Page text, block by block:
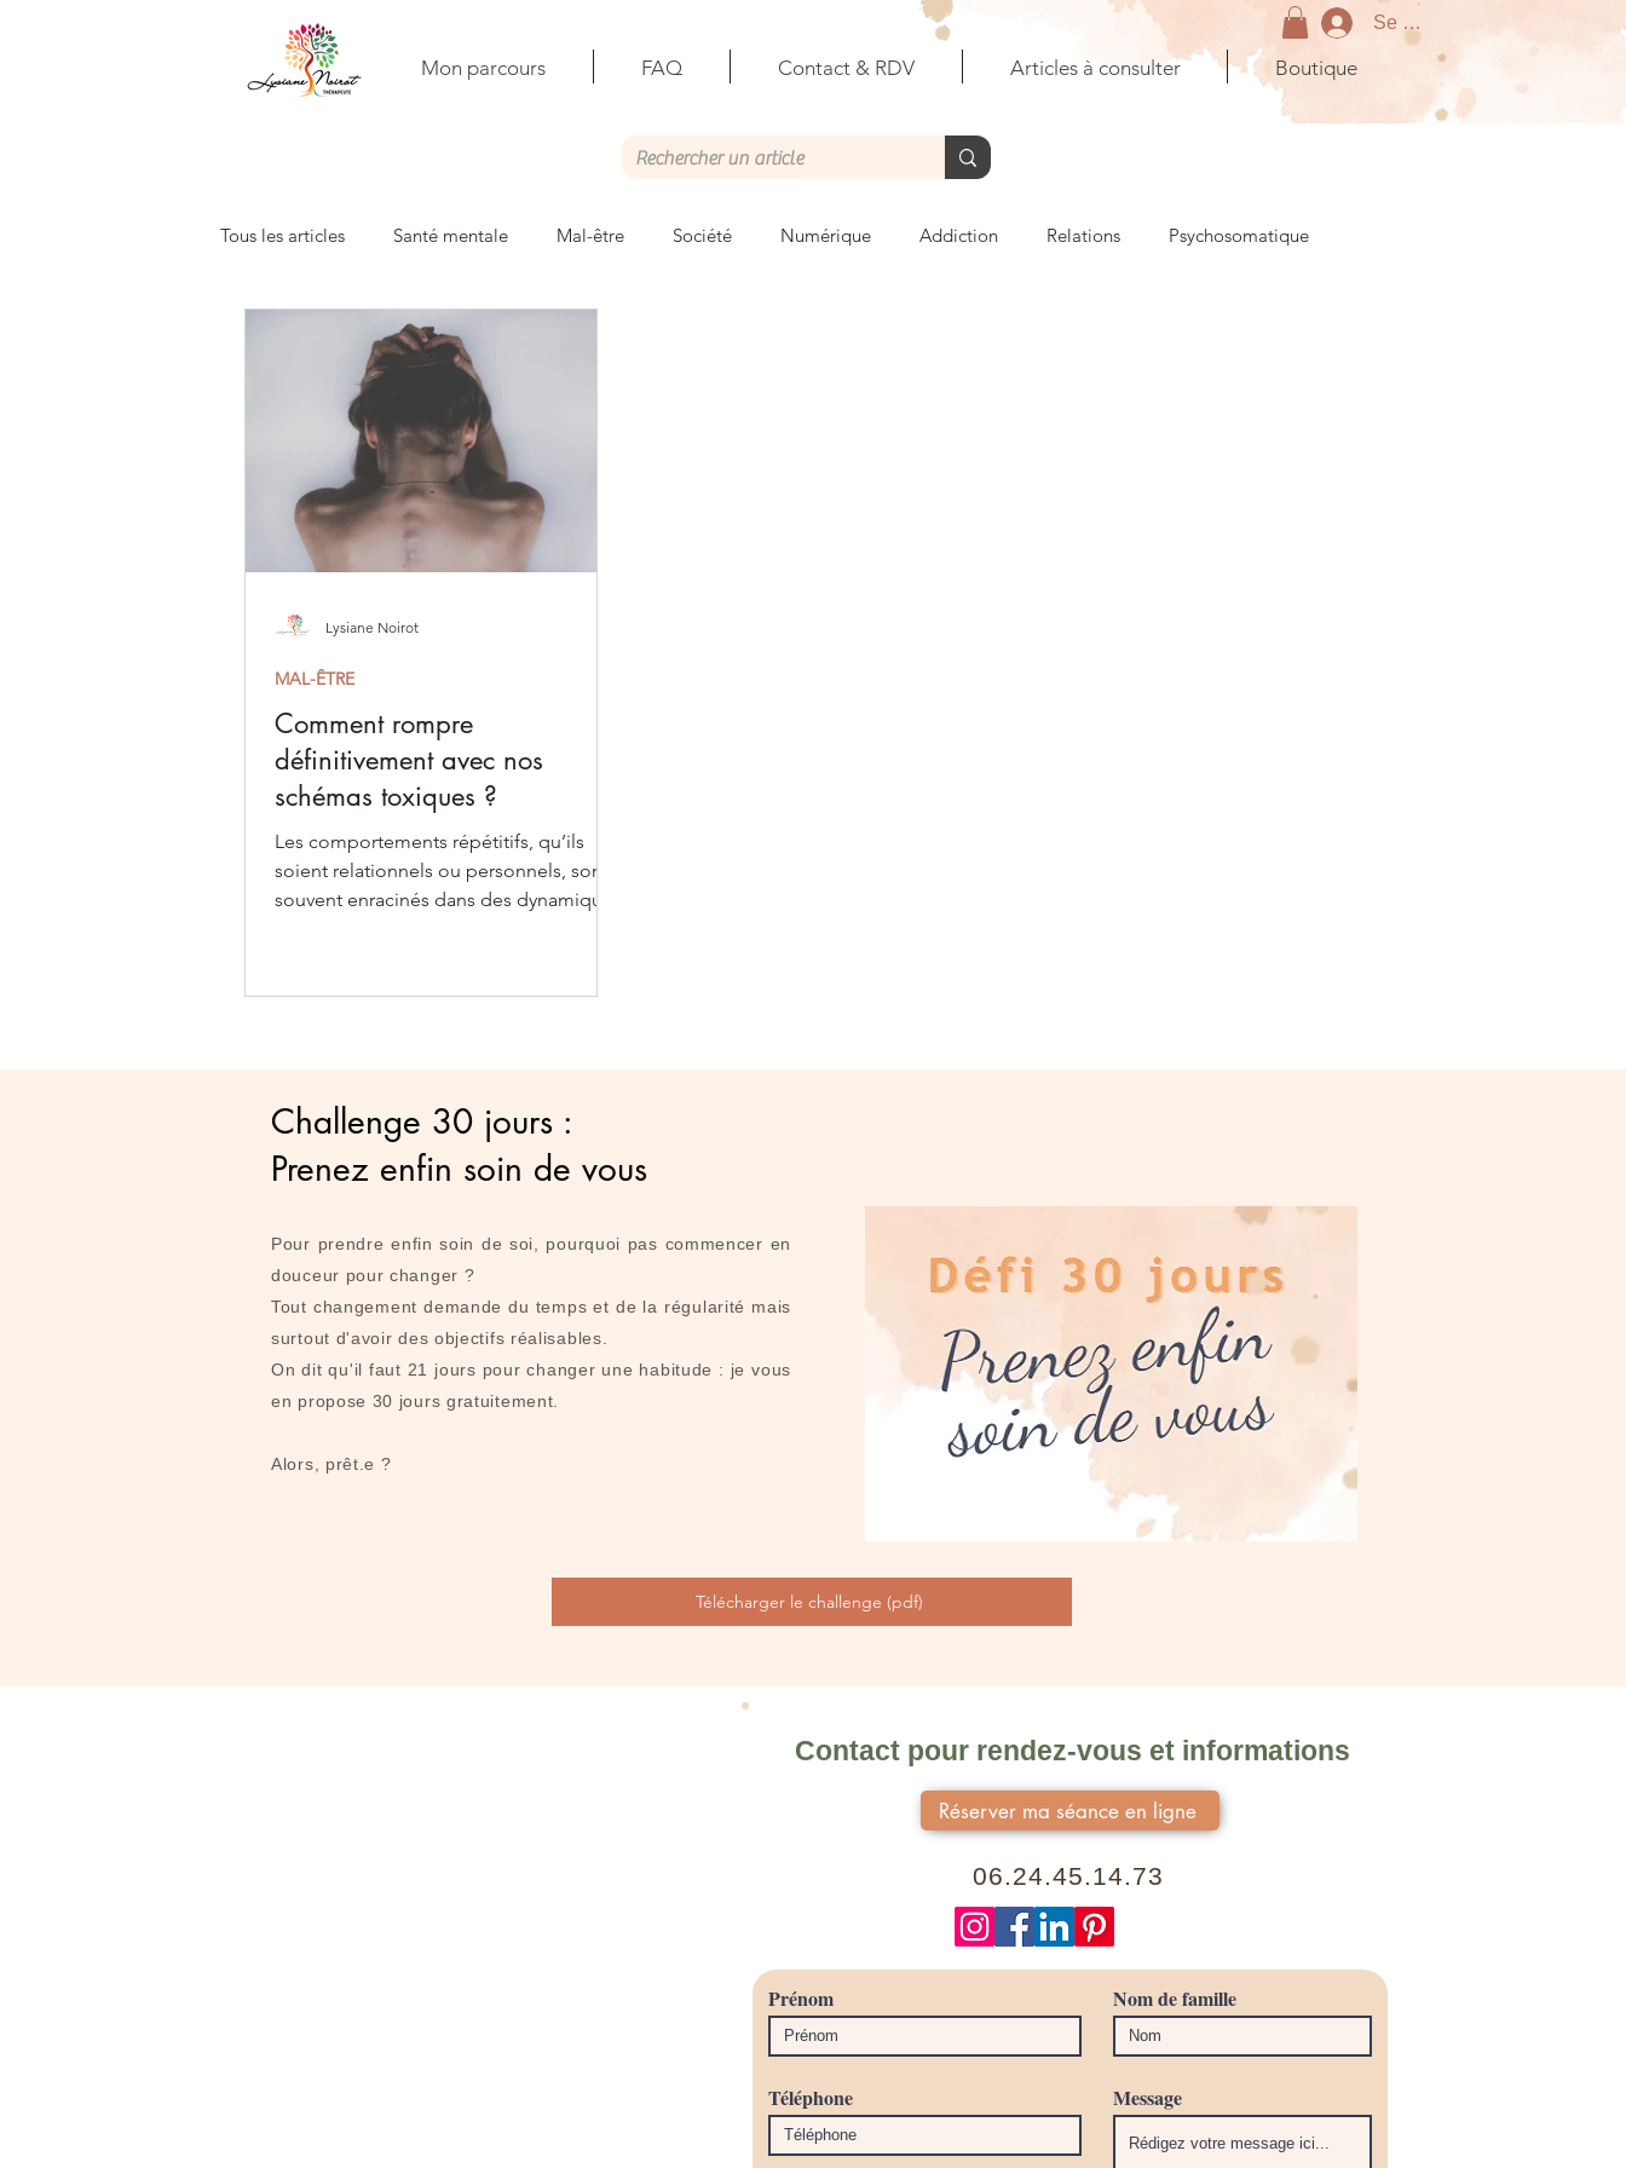
Se connecter
Mon parcours FAQ Contact & RDV Articles à consulter Boutique
Tous les articles Santé mentale Mal-être Société Numérique Addiction Relations Psychosomatique
Constellations familiales
Comment rompre
définitivement avec nos
schémas toxiques ?
Les comportements répétitifs, qu’ils
soient relationnels ou personnels, sont
souvent enracinés dans des dynamiques
MAL-ÊTRE
Lysiane Noirot
Challenge 30 jours :
Prenez enfin soin de vous
Pour prendre enfin soin de soi, pourquoi pas commencer en
douceur pour changer ?
Tout changement demande du temps et de la régularité mais
surtout d'avoir des objectifs réalisables.
On dit qu'il faut 21 jours pour changer une habitude : je vous
en propose 30 jours gratuitement.
Alors, prêt.e ?​​
Télécharger le challenge (pdf)
Contact pour rendez-vous et informations
Réserver ma séance en ligne
06.24.45.14.73
Prénom Nom de famille
Téléphone Message